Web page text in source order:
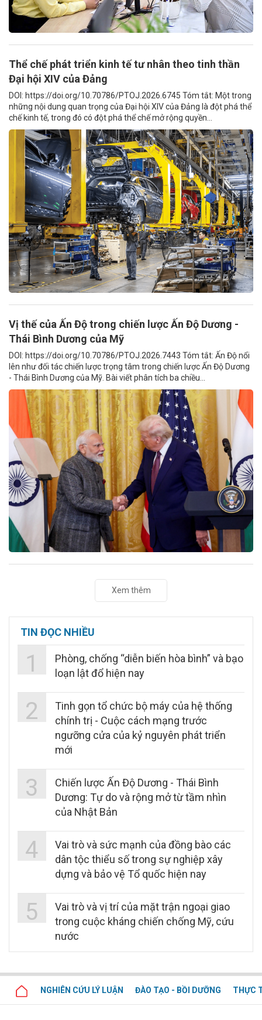
Thể chế phát triển kinh tế tư nhân theo tinh thần
Đại hội XIV của Đảng
DOI: https://doi.org/10.70786/PTOJ.2026.6745 Tóm tắt: Một trong
những nội dung quan trọng của Đại hội XIV của Đảng là đột phá thể
chế kinh tế, trong đó có đột phá thể chế mở rộng quyền...
Vị thế của Ấn Độ trong chiến lược Ấn Độ Dương -
Thái Bình Dương của Mỹ
DOI: https://doi.org/10.70786/PTOJ.2026.7443 Tóm tắt: Ấn Độ nổi
lên như đối tác chiến lược trọng tâm trong chiến lược Ấn Độ Dương
- Thái Bình Dương của Mỹ. Bài viết phân tích ba chiều...
Xem thêm
TIN ĐỌC NHIỀU
1
Phòng, chống “diễn biến hòa bình” và bạo
loạn lật đổ hiện nay
2
Tinh gọn tổ chức bộ máy của hệ thống
chính trị - Cuộc cách mạng trước
ngưỡng cửa của kỷ nguyên phát triển
mới
3
Chiến lược Ấn Độ Dương - Thái Bình
Dương: Tự do và rộng mở từ tầm nhìn
của Nhật Bản
4
Vai trò và sức mạnh của đồng bào các
dân tộc thiểu số trong sự nghiệp xây
dựng và bảo vệ Tổ quốc hiện nay
5
Vai trò và vị trí của mặt trận ngoại giao
trong cuộc kháng chiến chống Mỹ, cứu
nước
NGHIÊN CỨU LÝ LUẬN ĐÀO TẠO - BỒI DƯỠNG THỰC